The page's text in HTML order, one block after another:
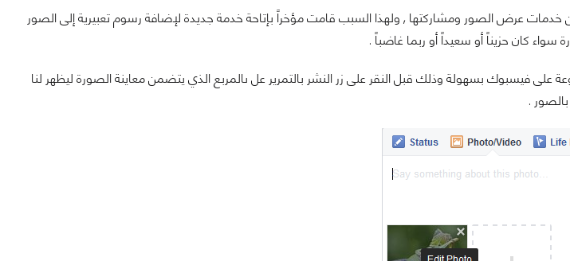
عرض الصور ومشاركتها , ولهذا السبب قامت مؤخراً بإتاحة خدمة جديدة لإضافة رسوم تعبيرية إلى الصور
كان حزيناً أو سعيداً أو ربما غاضباً .
على فيسبوك بسهولة وذلك قبل النقر على زر النشر بالتمرير عل ىالمربع الذي يتضمن معاينة الصورة ليظهر لنا
.